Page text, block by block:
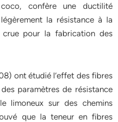
confère une ductilité
la résistance à la
pour la fabrication des
ont étudié l’effet des fibres
paramètres de résistance
limoneux sur des chemins
que la teneur en fibres